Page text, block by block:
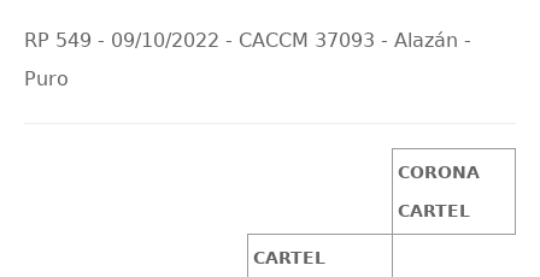
RP 549 - 09/10/2022 - CACCM 37093 - Alazán -
Puro
CORONA
CARTEL
CARTEL